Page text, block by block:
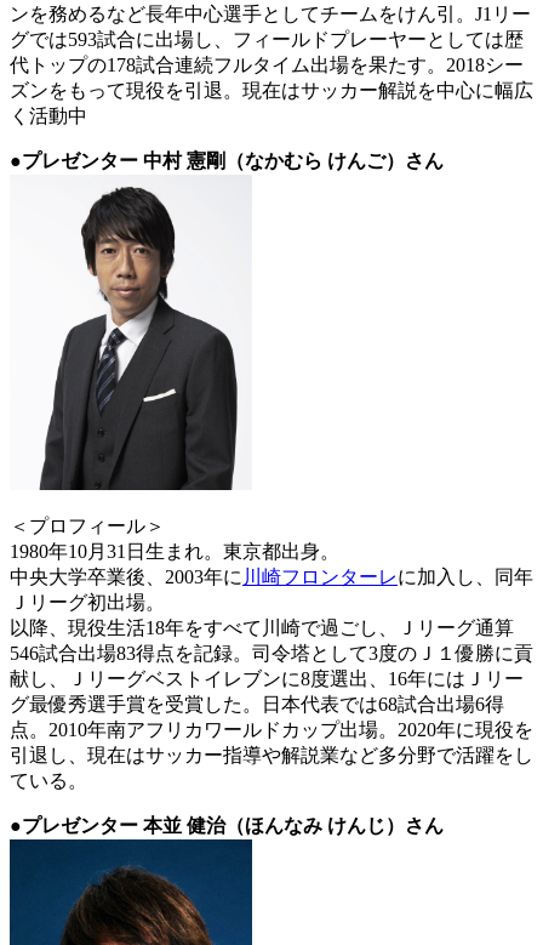
ンを務めるなど長年中心選手としてチームをけん引。J1リー
グでは593試合に出場し、フィールドプレーヤーとしては歴
代トップの178試合連続フルタイム出場を果たす。2018シー
ズンをもって現役を引退。現在はサッカー解説を中心に幅広
く活動中
●プレゼンター 中村 憲剛（なかむら けんご）さん
＜プロフィール＞
1980年10月31日生まれ。東京都出身。
中央大学卒業後、2003年に 川崎フロンターレに加入し、同年
Ｊリーグ初出場。
以降、現役生活18年をすべて川崎で過ごし、Ｊリーグ通算
546試合出場83得点を記録。司令塔として3度のＪ１優勝に貢
献し、Ｊリーグベストイレブンに8度選出、16年にはＪリー
グ最優秀選手賞を受賞した。日本代表では68試合出場6得
点。2010年南アフリカワールドカップ出場。2020年に現役を
引退し、現在はサッカー指導や解説業など多分野で活躍をし
ている。
●プレゼンター 本並 健治（ほんなみ けんじ）さん